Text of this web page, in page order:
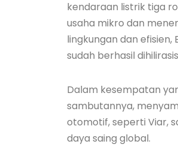
kendaraan listrik tiga
usaha mikro dan
lingkungan dan
sudah berhasil
Dalam kesempatan
sambutannya,
otomotif, seperti Viar,
daya saing global.